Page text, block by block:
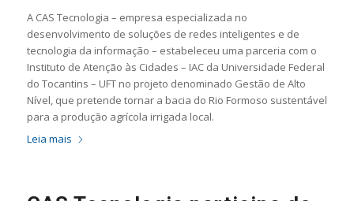
A CAS Tecnologia – empresa especializada no
desenvolvimento de soluções de redes inteligentes e de
tecnologia da informação – estabeleceu uma parceria com o
Instituto de Atenção às Cidades – IAC da Universidade Federal
do Tocantins – UFT no projeto denominado Gestão de Alto
Nível, que pretende tornar a bacia do Rio Formoso sustentável
para a produção agrícola irrigada local.
Leia mais